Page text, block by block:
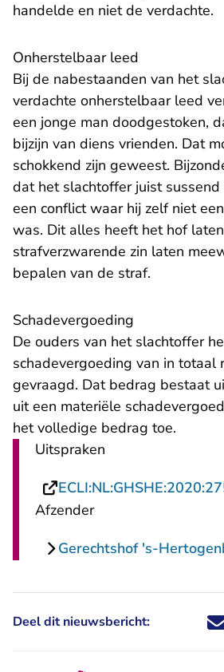
handelde en niet de verdachte.
Onherstelbaar leed
Bij de nabestaanden van het
verdachte onherstelbaar leed
een jonge man doodgestoken,
bijzijn van diens vrienden. Dat
schokkend zijn geweest.
dat het slachtoffer juist
een conflict waar hij zelf niet
was. Dit alles heeft het hof
strafverzwarende zin laten
bepalen van de straf.
Schadevergoeding
De ouders van het slachtoffer
schadevergoeding van in totaal
gevraagd. Dat bedrag bestaat
uit een materiële
het volledige bedrag toe.
Uitspraken
Afzender
Gerechtshof 's-
Deel dit nieuwsbericht: Deel dit